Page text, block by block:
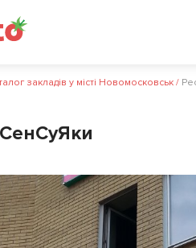
закладів у місті Новомосковськ /